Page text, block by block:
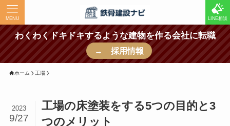
LINE相談
MENU
わくわくドキドキするような建物を作る会社に転職
→ 採用情報
ホーム 工場
工場の床塗装をする5つの目的と3
つのメリット
2023
9/27